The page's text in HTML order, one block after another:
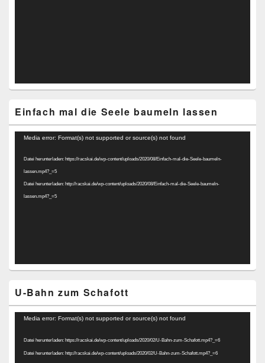
Einfach mal die Seele baumeln lassen
Video-
Media error: Format(s) not supported or source(s) not found
Datei herunterladen: https://racskai.de/wp-content/uploads/2020/08/Einfach-mal-die-Seele-baumeln-
lassen.mp4?_=5
Datei herunterladen: http://racskai.de/wp-content/uploads/2020/08/Einfach-mal-die-Seele-baumeln-
lassen.mp4?_=5
U-Bahn zum Schafott
Video-
Media error: Format(s) not supported or source(s) not found
Datei herunterladen: https://racskai.de/wp-content/uploads/2020/02/U-Bahn-zum-Schafott.mp4?_=6
Datei herunterladen: http://racskai.de/wp-content/uploads/2020/02/U-Bahn-zum-Schafott.mp4?_=6